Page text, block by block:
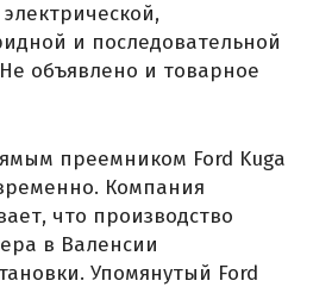
и последовательной
объявлено и товарное
преемником Ford Kuga
Компания
что производство
в Валенсии
Упомянутый Ford